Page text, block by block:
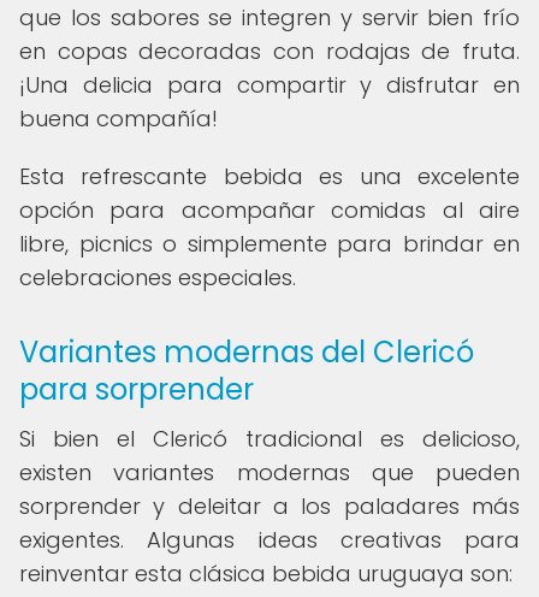
que los sabores se integren y servir bien frío
en copas decoradas con rodajas de fruta.
¡Una delicia para compartir y disfrutar en
buena compañía!
Esta refrescante bebida es una excelente
opción para acompañar comidas al aire
libre, picnics o simplemente para brindar en
celebraciones especiales.
Variantes modernas del Clericó
para sorprender
Si bien el Clericó tradicional es delicioso,
existen variantes modernas que pueden
sorprender y deleitar a los paladares más
exigentes. Algunas ideas creativas para
reinventar esta clásica bebida uruguaya son: